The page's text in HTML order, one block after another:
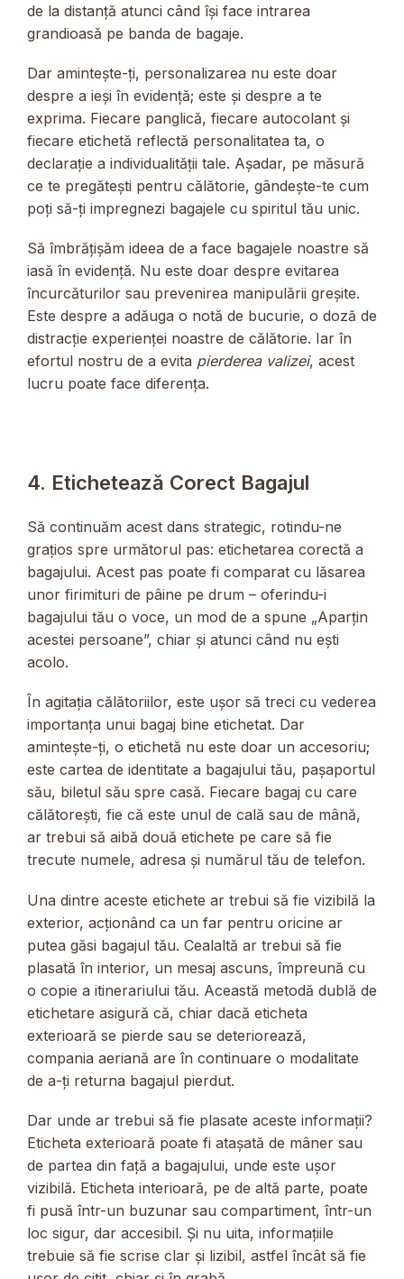
de la distanță atunci când își face intrarea
grandioasă pe banda de bagaje.
Dar amintește-ți, personalizarea nu este doar
despre a ieși în evidență; este și despre a te
exprima. Fiecare panglică, fiecare autocolant și
fiecare etichetă reflectă personalitatea ta, o
declarație a individualității tale. Așadar, pe măsură
ce te pregătești pentru călătorie, gândește-te cum
poți să-ți impregnezi bagajele cu spiritul tău unic.
Să îmbrățișăm ideea de a face bagajele noastre să
iasă în evidență. Nu este doar despre evitarea
încurcăturilor sau prevenirea manipulării greșite.
Este despre a adăuga o notă de bucurie, o doză de
distracție experienței noastre de călătorie. Iar în
efortul nostru de a evita pierderea valizei, acest
lucru poate face diferența.
4. Etichetează Corect Bagajul
Să continuăm acest dans strategic, rotindu-ne
grațios spre următorul pas: etichetarea corectă a
bagajului. Acest pas poate fi comparat cu lăsarea
unor firimituri de pâine pe drum – oferindu-i
bagajului tău o voce, un mod de a spune „Aparțin
acestei persoane”, chiar și atunci când nu ești
acolo.
În agitația călătoriilor, este ușor să treci cu vederea
importanța unui bagaj bine etichetat. Dar
amintește-ți, o etichetă nu este doar un accesoriu;
este cartea de identitate a bagajului tău, pașaportul
său, biletul său spre casă. Fiecare bagaj cu care
călătorești, fie că este unul de cală sau de mână,
ar trebui să aibă două etichete pe care să fie
trecute numele, adresa și numărul tău de telefon.
Una dintre aceste etichete ar trebui să fie vizibilă la
exterior, acționând ca un far pentru oricine ar
putea găsi bagajul tău. Cealaltă ar trebui să fie
plasată în interior, un mesaj ascuns, împreună cu
o copie a itinerariului tău. Această metodă dublă de
etichetare asigură că, chiar dacă eticheta
exterioară se pierde sau se deteriorează,
compania aeriană are în continuare o modalitate
de a-ți returna bagajul pierdut.
Dar unde ar trebui să fie plasate aceste informații?
Eticheta exterioară poate fi atașată de mâner sau
de partea din față a bagajului, unde este ușor
vizibilă. Eticheta interioară, pe de altă parte, poate
fi pusă într-un buzunar sau compartiment, într-un
loc sigur, dar accesibil. Și nu uita, informațiile
trebuie să fie scrise clar și lizibil, astfel încât să fie